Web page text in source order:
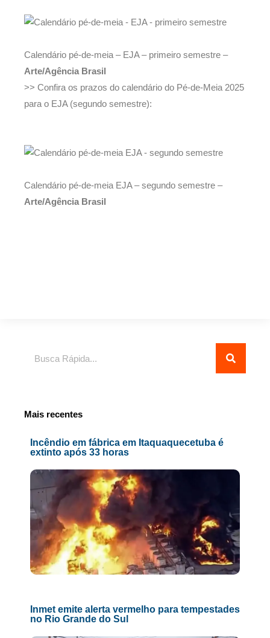
Calendário pé-de-meia – EJA – primeiro semestre –
Arte/Agência Brasil
>> Confira os prazos do calendário do Pé-de-Meia 2025
para o EJA (segundo semestre):
Calendário pé-de-meia EJA – segundo semestre –
Arte/Agência Brasil
Mais recentes
Incêndio em fábrica em Itaquaquecetuba é
extinto após 33 horas
Inmet emite alerta vermelho para tempestades
no Rio Grande do Sul